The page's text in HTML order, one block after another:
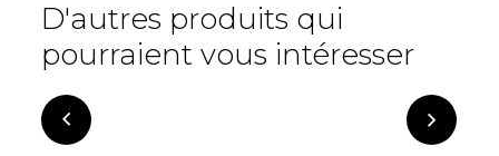
D'autres produits qui
pourraient vous intéresser